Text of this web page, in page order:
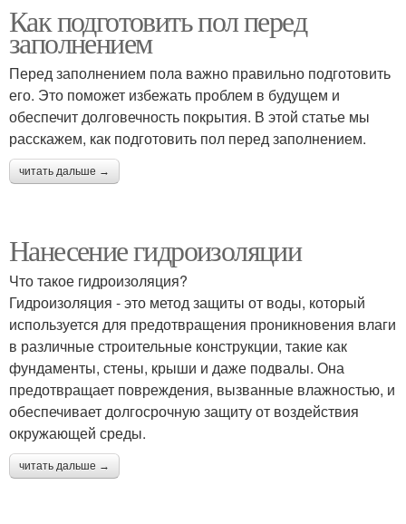
Как подготовить пол перед
заполнением
Перед заполнением пола важно правильно подготовить
его. Это поможет избежать проблем в будущем и
обеспечит долговечность покрытия. В этой статье мы
расскажем, как подготовить пол перед заполнением.
читать дальше →
Нанесение гидроизоляции
Что такое гидроизоляция?
Гидроизоляция - это метод защиты от воды, который
используется для предотвращения проникновения влаги
в различные строительные конструкции, такие как
фундаменты, стены, крыши и даже подвалы. Она
предотвращает повреждения, вызванные влажностью, и
обеспечивает долгосрочную защиту от воздействия
окружающей среды.
читать дальше →